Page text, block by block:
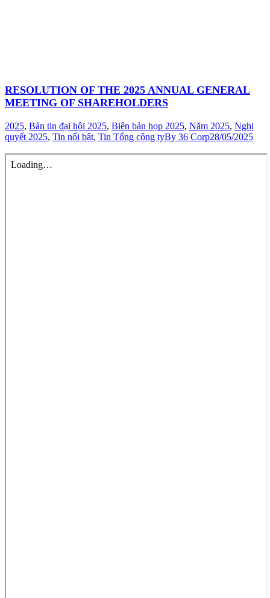
RESOLUTION OF THE 2025 ANNUAL GENERAL
MEETING OF SHAREHOLDERS
2025, Bản tin đại hội 2025, Biên bản họp 2025, Năm 2025, Nghị
quyết 2025, Tin nổi bật, Tin Tổng công tyBy 36 Corp28/05/2025